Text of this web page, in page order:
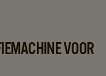
VOOR